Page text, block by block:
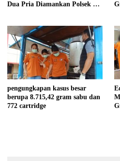
Dua Pria Diamankan Polsek Air
pengungkapan kasus besar
berupa 8.715,42 gram sabu dan
772 cartridge